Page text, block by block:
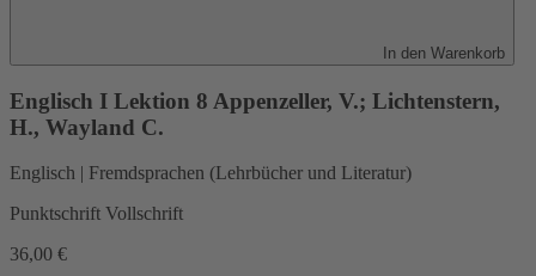
In den Warenkorb
Englisch I Lektion 8 Appenzeller, V.; Lichtenstern,
H., Wayland C.
Englisch | Fremdsprachen (Lehrbücher und Literatur)
Punktschrift Vollschrift
36,00 €